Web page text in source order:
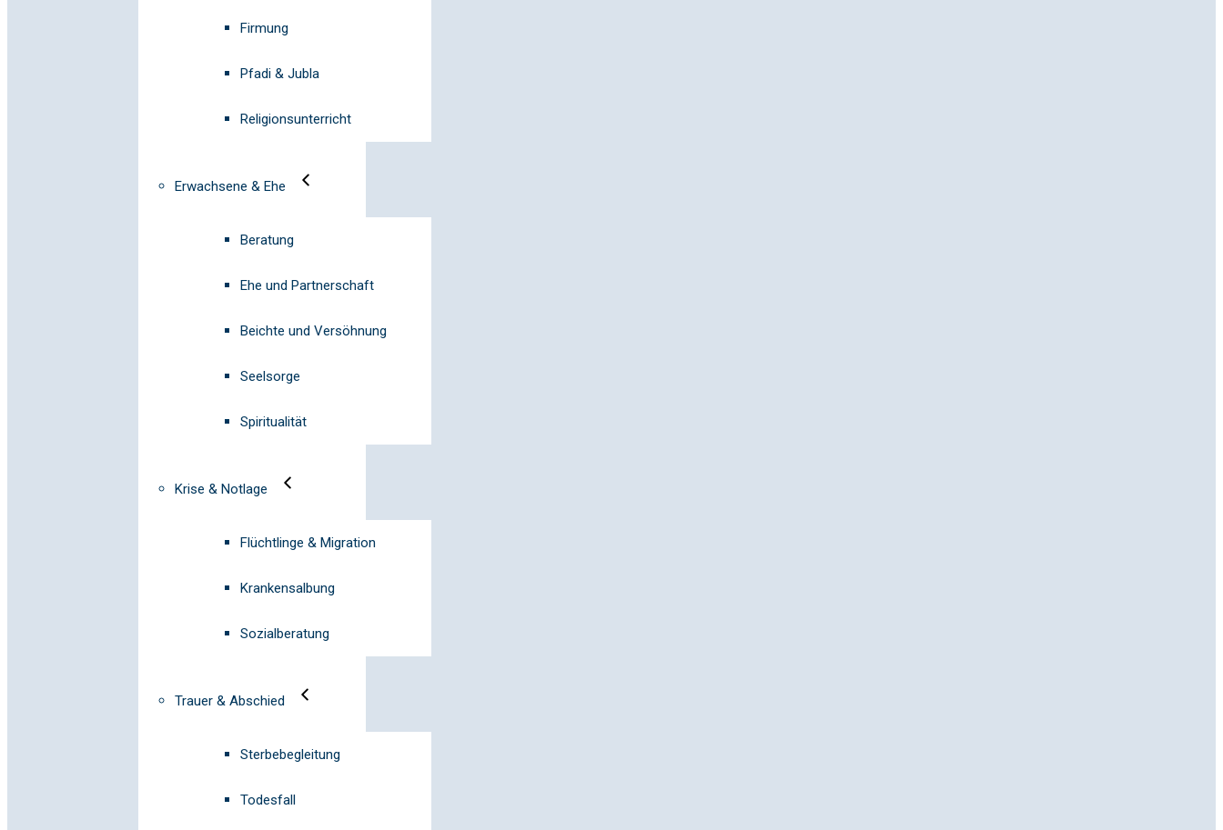
Firmung
Pfadi & Jubla
Religionsunterricht
Erwachsene & Ehe
Beratung
Ehe und Partnerschaft
Beichte und Versöhnung
Seelsorge
Spiritualität
Krise & Notlage
Flüchtlinge & Migration
Krankensalbung
Sozialberatung
Trauer & Abschied
Sterbebegleitung
Todesfall